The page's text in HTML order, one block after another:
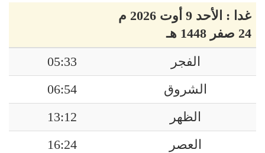
غدا : الأحد 9 أوت 2026 م
24 صفر 1448 هـ
الفجر
05:33
الشروق
06:54
الظهر
13:12
العصر
16:24